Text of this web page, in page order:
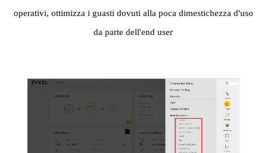
operativi, ottimizza i guasti dovuti alla poca dimestichezza d'uso
da parte dell'end user